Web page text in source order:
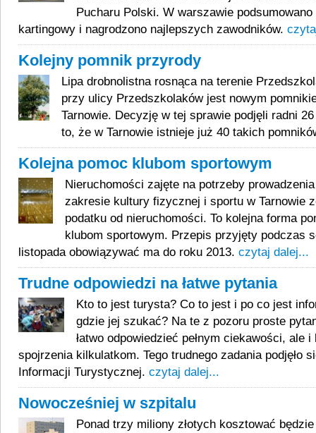
Pucharu Polski. W warszawie
kartingowy i nagrodzono najlepszych zawodników.
Kolejny pomnik przyrody
Lipa drobnolistna rosnąca na terenie
przy ulicy Przedszkolaków jest nowym
Tarnowie. Decyzję w tej sprawie podjęli radni
to, że w Tarnowie istnieje już 40 takich
Kolejna pomoc klubom sportowym
Nieruchomości zajęte na potrzeby
zakresie kultury fizycznej i sportu w Tarnowie
podatku od nieruchomości. To kolejna forma
klubom sportowym. Przepis przyjęty podczas
listopada obowiązywać ma do roku 2013. czytaj dalej...
Trudne odpowiedzi na łatwe pytania
Kto to jest turysta? Co to jest i po co jest
gdzie jej szukać? Na te z pozoru proste
łatwo odpowiedzieć pełnym ciekawości, ale
spojrzenia kilkulatkom. Tego trudnego zadania podjęło
Informacji Turystycznej. czytaj dalej...
Nowocześniej w szpitalu
Ponad trzy miliony złotych kosztować